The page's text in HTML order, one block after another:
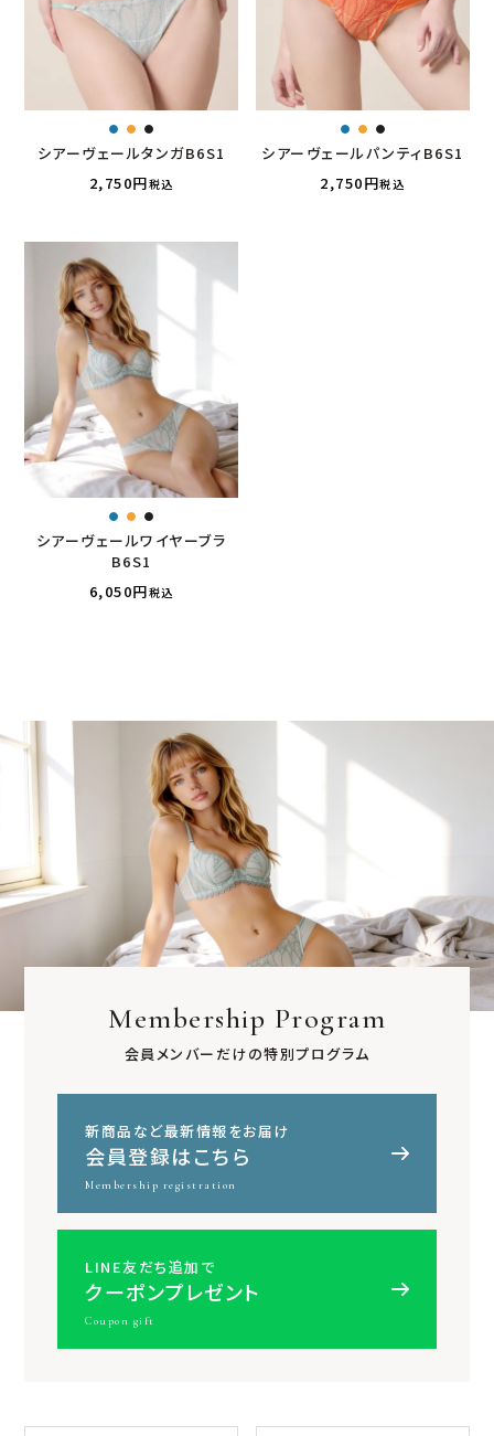
シアーヴェールタンガB6S1
2,750
税込
シアーヴェールパンティB6S1
2,750
税込
シアーヴェールワイヤーブラ
B6S1
6,050
税込
Membership Program
会員メンバーだけの特別プログラム
新商品など最新情報をお届け
会員登録はこちら
Membership registration
LINE友だち追加で
クーポンプレゼント
Coupon gift